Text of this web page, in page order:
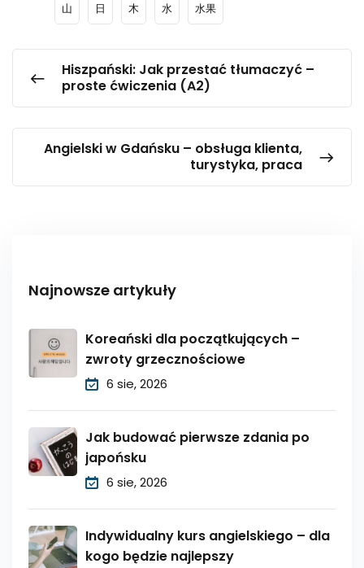
山 日 木 水 水果
Hiszpański: Jak przestać tłumaczyć –
proste ćwiczenia (A2)
Angielski w Gdańsku – obsługa klienta,
turystyka, praca
Najnowsze artykuły
Koreański dla początkujących –
zwroty grzecznościowe
6 sie, 2026
Jak budować pierwsze zdania po
japońsku
6 sie, 2026
Indywidualny kurs angielskiego – dla
kogo będzie najlepszy